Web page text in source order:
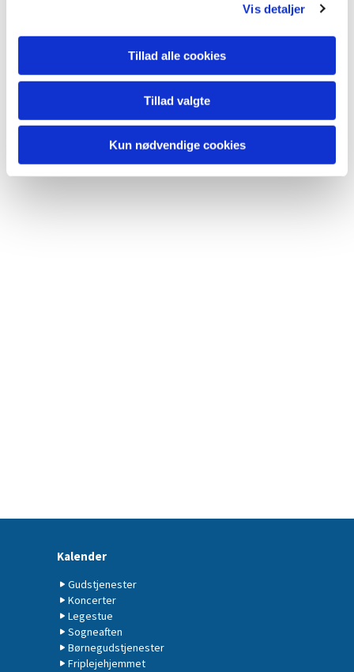
Vis detaljer
Tillad alle cookies
Tillad valgte
Kun nødvendige cookies
Du vil måske også kunne lide...
Kalender
Gudstjenester
Koncerter
Legestue
Sogneaften
Børnegudstjenester
Friplejehjemmet